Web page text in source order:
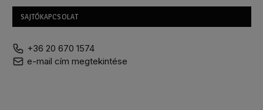
SAJTÓKAPCSOLAT
+36 20 670 1574
e-mail cím megtekintése